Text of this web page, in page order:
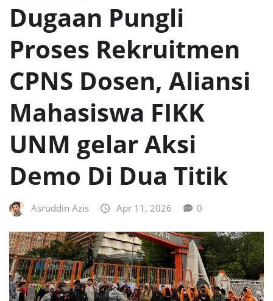
Dugaan Pungli
Proses Rekruitmen
CPNS Dosen, Aliansi
Mahasiswa FIKK
UNM gelar Aksi
Demo Di Dua Titik
Asruddin Azis Apr 11, 2026 0